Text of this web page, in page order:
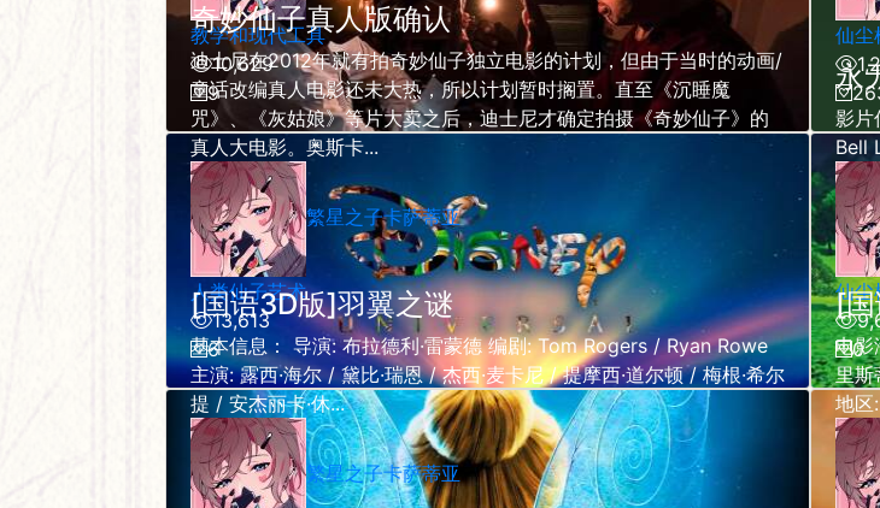
教学和现代工具
10,629
9
仙尘
奇妙仙子真人版确认
迪士尼在2012年就有拍奇妙仙子独立电影的计划，但由于当时的动画/
童话改编真人电影还未大热，所以计划暂时搁置。直至《沉睡魔
咒》、《灰姑娘》等片大卖之后，迪士尼才确定拍摄《奇妙仙子》的
真人大电影。奥斯卡...
繁星之子卡萨蒂亚
人类仙子艺术
13,613
6
永
影片
Bell
仙尘
0
[国语3D版]羽翼之谜
基本信息： 导演: 布拉德利·雷蒙德 编剧: Tom Rogers / Ryan Rowe
主演: 露西·海尔 / 黛比·瑞恩 / 杰西·麦卡尼 / 提摩西·道尔顿 / 梅根·希尔
提 / 安杰丽卡·休...
繁星之子卡萨蒂亚
[
电影
里斯
地区